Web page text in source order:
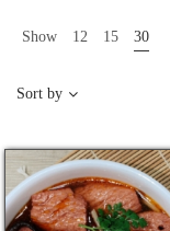
Show 12 15 30
Sort by